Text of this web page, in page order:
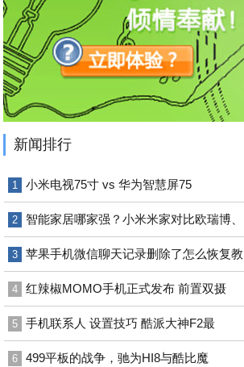
新闻排行
1 小米电视75寸 vs 华为智慧屏75
2 智能家居哪家强？小米米家对比欧瑞博、
3 苹果手机微信聊天记录删除了怎么恢复教
4 红辣椒MOMO手机正式发布 前置双摄
5 手机联系人 设置技巧 酷派大神F2最
6 499平板的战争，驰为HI8与酷比魔